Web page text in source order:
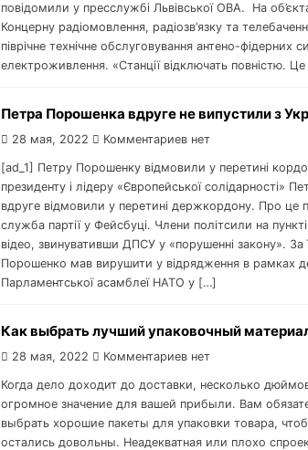
повідомили у пресслужбі Львівської ОВА. На
Концерну радіомовлення, радіозв’язку та
піврічне технічне обслуговування антено-фідерних
електроживлення. «Станції відключать повністю.
Петра Порошенка вдруге не випустили з
28 мая, 2022 Комментариев нет
[ad_1] Петру Порошенку відмовили у перетині
президенту і лідеру «Європейської солідарності»
вдруге відмовили у перетині держкордону. Про це
служба партії у Фейсбуці. Члени політсили на
відео, звинувативши ДПСУ у «порушенні закону». За
Порошенко мав вирушити у відрядження в рамках
Парламентської асамблеї НАТО у […]
Как выбрать лучший упаковочный
28 мая, 2022 Комментариев нет
Когда дело доходит до доставки, несколько
огромное значение для вашей прибыли. Вам
выбрать хорошие пакеты для упаковки товара,
остались довольны. Неадекватная или плохо